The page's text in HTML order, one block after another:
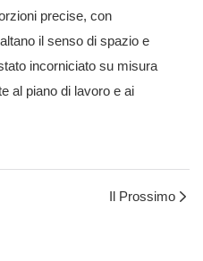
precise, con
il senso di spazio e
incorniciato su misura
al piano di lavoro e ai
Il Prossimo